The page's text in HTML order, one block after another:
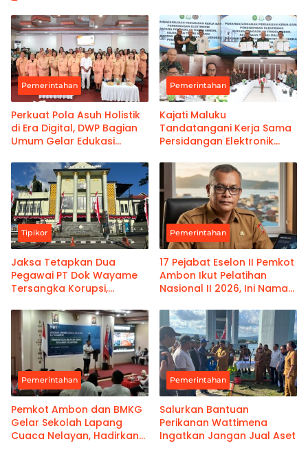
Pemerintahan
Perkuat Pola Asuh Holistik
di Era Digital, DWP Bagian
Umum Gelar Edukasi
Pemerintahan
Kajati Maluku
Tandatangani Kerja Sama
Persidangan Elektronik
Kanwil Pemasyarakatan
Tipikor
Jaksa Tetapkan Dua
Pegawai PT Dok Wayame
Tersangka Korupsi,
Rp18,9 Miliar
Pemerintahan
17 Pejabat Eselon II Pemkot
Ambon Ikut Pelatihan
Nasional II 2026, Ini Nama-
Pemerintahan
Pemkot Ambon dan BMKG
Gelar Sekolah Lapang
Cuaca Nelayan, Hadirkan
Pemerintahan
Salurkan Bantuan
Perikanan Wattimena
Ingatkan Jangan Jual Aset